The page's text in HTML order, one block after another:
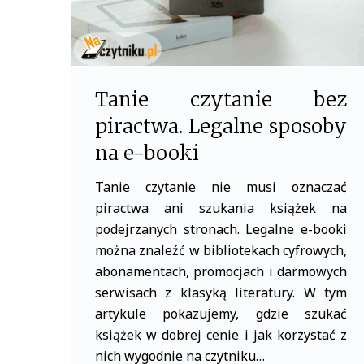
Tanie czytanie bez
piractwa. Legalne sposoby
na e-booki
Tanie czytanie nie musi oznaczać
piractwa ani szukania książek na
podejrzanych stronach. Legalne e-booki
można znaleźć w bibliotekach cyfrowych,
abonamentach, promocjach i darmowych
serwisach z klasyką literatury. W tym
artykule pokazujemy, gdzie szukać
książek w dobrej cenie i jak korzystać z
nich wygodnie na czytniku…